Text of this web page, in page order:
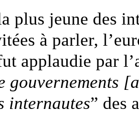
plus jeune des
à parler,
applaudie par
gouvernements
internautes” des